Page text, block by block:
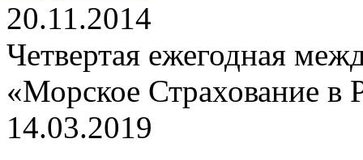
20.11.2014
Четвертая ежегодная
«Морское Страхование в
14.03.2019